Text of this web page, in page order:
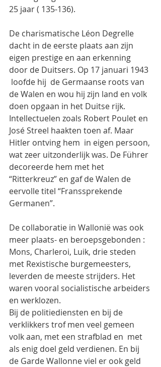
25 jaar ( 135-136).
De charismatische Léon Degrelle
dacht in de eerste plaats aan zijn
eigen prestige en aan erkenning
door de Duitsers. Op 17 januari 1943
loofde hij  de Germaanse roots van
de Walen en wou hij zijn land en volk
doen opgaan in het Duitse rijk.
Intellectuelen zoals Robert Poulet en
José Streel haakten toen af. Maar
Hitler ontving hem  in eigen persoon,
wat zeer uitzonderlijk was. De Führer
decoreerde hem met het
“Ritterkreuz” en gaf de Walen de
eervolle titel “Franssprekende
Germanen”.
De collaboratie in Wallonië was ook
meer plaats- en beroepsgebonden :
Mons, Charleroi, Luik, drie steden
met Rexistische burgemeesters,
leverden de meeste strijders. Het
waren vooral socialistische arbeiders
en werklozen.
Bij de politiediensten en bij de
verklikkers trof men veel gemeen
volk aan, met een strafblad en  met
als enig doel geld verdienen. En bij
de Garde Wallonne viel er ook geld